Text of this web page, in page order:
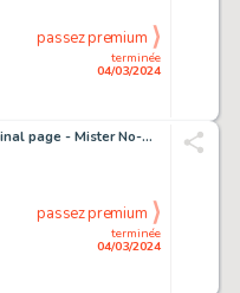
terminée
04/03/2024
passez premium
Diso, Roberto - 3 Original page - Mister No-Almanacco Avventura #1998 - "Ardenne 1945" - 1998
terminée
04/03/2024
passez premium